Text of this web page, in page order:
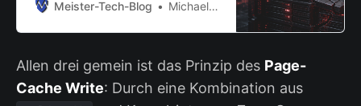
Meister-Tech-Blog
Michael Meister
Allen drei gemein ist das Prinzip des Page-
Cache Write: Durch eine Kombination aus